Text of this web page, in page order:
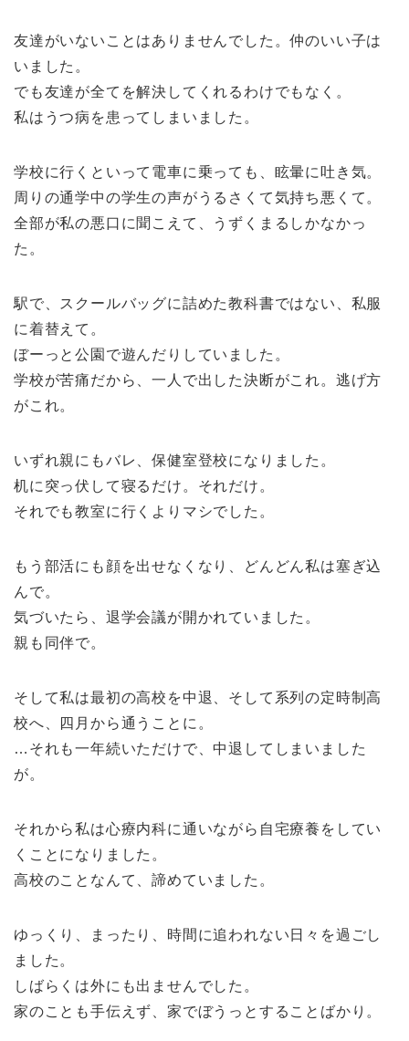
友達がいないことはありませんでした。仲のいい子は
いました。
でも友達が全てを解決してくれるわけでもなく。
私はうつ病を患ってしまいました。
学校に行くといって電車に乗っても、眩暈に吐き気。
周りの通学中の学生の声がうるさくて気持ち悪くて。
全部が私の悪口に聞こえて、うずくまるしかなかっ
た。
駅で、スクールバッグに詰めた教科書ではない、私服
に着替えて。
ぼーっと公園で遊んだりしていました。
学校が苦痛だから、一人で出した決断がこれ。逃げ方
がこれ。
いずれ親にもバレ、保健室登校になりました。
机に突っ伏して寝るだけ。それだけ。
それでも教室に行くよりマシでした。
もう部活にも顔を出せなくなり、どんどん私は塞ぎ込
んで。
気づいたら、退学会議が開かれていました。
親も同伴で。
そして私は最初の高校を中退、そして系列の定時制高
校へ、四月から通うことに。
…それも一年続いただけで、中退してしまいました
が。
それから私は心療内科に通いながら自宅療養をしてい
くことになりました。
高校のことなんて、諦めていました。
ゆっくり、まったり、時間に追われない日々を過ごし
ました。
しばらくは外にも出ませんでした。
家のことも手伝えず、家でぼうっとすることばかり。